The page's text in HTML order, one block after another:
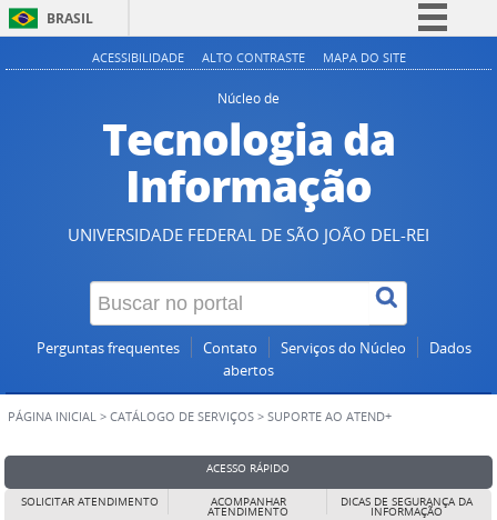
BRASIL
Simplifique!
Participe
Acesso à informação
Legislação
Canais
ACESSIBILIDADE ALTO CONTRASTE MAPA DO SITE
Núcleo de
Tecnologia da
Informação
UNIVERSIDADE FEDERAL DE SÃO JOÃO DEL-REI
Perguntas frequentes Contato Serviços do Núcleo
Dados
abertos
PÁGINA INICIAL > CATÁLOGO DE SERVIÇOS > SUPORTE AO ATEND+
ACESSO RÁPIDO
SOLICITAR ATENDIMENTO ACOMPANHAR
ATENDIMENTO
DICAS DE SEGURANÇA DA
INFORMAÇÃO